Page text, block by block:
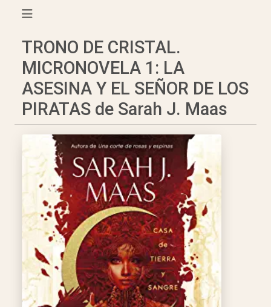
TRONO DE CRISTAL.
MICRONOVELA 1: LA
ASESINA Y EL SEÑOR DE LOS
PIRATAS de Sarah J. Maas